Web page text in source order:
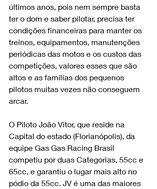
últimos anos, pois nem sempre basta
ter o dom e saber pilotar, precisa ter
condições financeiras para manter os
treinos, equipamentos, manutenções
periódicas das motos e os custos das
competições, valores esses que são
altos e as famílias dos pequenos
pilotos muitas vezes não conseguem
arcar.
O Piloto João Vitor, que reside na
Capital do estado (Florianópolis), da
equipe Gas Gas Racing Brasil
competiu por duas Categorias, 55cc e
65cc, e garantiu o lugar mais alto no
pódio da 55cc. JV é uma das maiores